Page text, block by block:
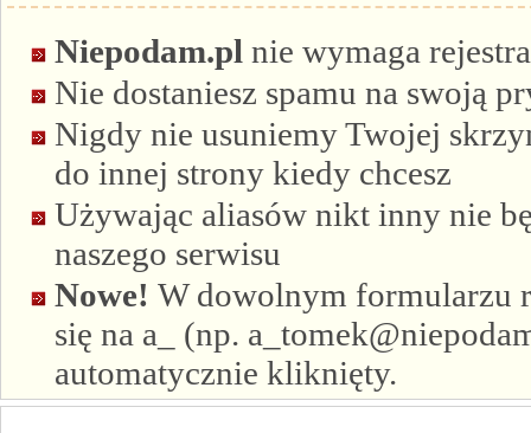
Niepodam.pl nie wymaga
Nie dostaniesz spamu na swoją
Nigdy nie usuniemy Twojej
do innej strony kiedy chcesz
Używając aliasów nikt inny nie
naszego serwisu
Nowe! W dowolnym formularzu
się na a_ (np.
automatycznie kliknięty.